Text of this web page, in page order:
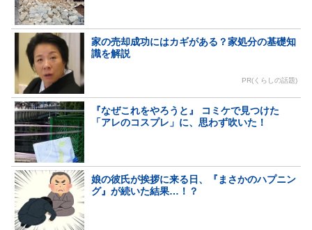
家の売却成功にはカギがある？家処分の基礎知
識を解説
PR(くらしの話題)
『なぜこれをやろうと』 コミケで見つけた
「アレのコスプレ」に、思わず吹いた！
娘の彼氏が挨拶に来る日、『まさかのハプニン
グ』が続いた結果…！？